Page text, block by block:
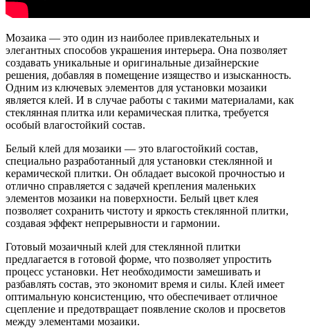
Мозаика — это один из наиболее привлекательных и
элегантных способов украшения интерьера. Она позволяет
создавать уникальные и оригинальные дизайнерские
решения, добавляя в помещение изящество и изысканность.
Одним из ключевых элементов для установки мозаики
является клей. И в случае работы с такими материалами, как
стеклянная плитка или керамическая плитка, требуется
особый влагостойкий состав.
Белый клей для мозаики — это влагостойкий состав,
специально разработанный для установки стеклянной и
керамической плитки. Он обладает высокой прочностью и
отлично справляется с задачей крепления маленьких
элементов мозаики на поверхности. Белый цвет клея
позволяет сохранить чистоту и яркость стеклянной плитки,
создавая эффект непрерывности и гармонии.
Готовый мозаичный клей для стеклянной плитки
предлагается в готовой форме, что позволяет упростить
процесс установки. Нет необходимости замешивать и
разбавлять состав, это экономит время и силы. Клей имеет
оптимальную консистенцию, что обеспечивает отличное
сцепление и предотвращает появление сколов и просветов
между элементами мозаики.